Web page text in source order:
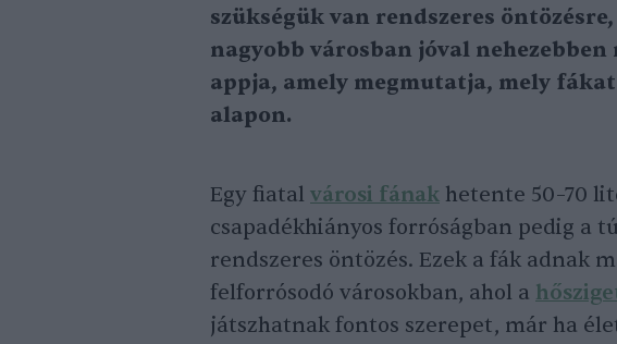
szükségük van rendszeres
nagyobb városban jóval nehezebben
appja, amely megmutatja, mely
alapon.
Egy fiatal városi fának hetente 50–70
csapadékhiányos forróságban pedig a
rendszeres öntözés. Ezek a fák adnak
felforrósodó városokban, ahol a
játszhatnak fontos szerepet, már ha